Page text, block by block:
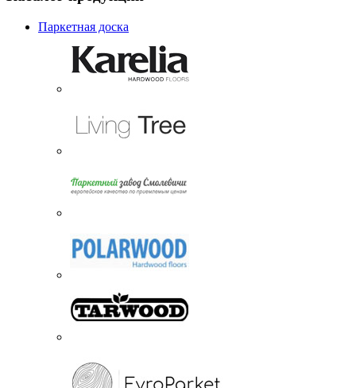
Паркетная доска